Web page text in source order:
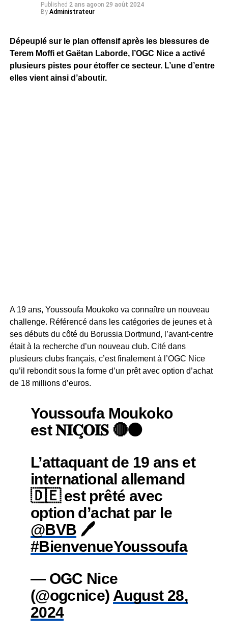
Published 2 ans agoon 29 août 2024
By Administrateur
Dépeuplé sur le plan offensif après les blessures de
Terem Moffi et Gaëtan Laborde, l’OGC Nice a activé
plusieurs pistes pour étoffer ce secteur. L’une d’entre
elles vient ainsi d’aboutir.
A 19 ans, Youssoufa Moukoko va connaître un nouveau
challenge. Référencé dans les catégories de jeunes et à
ses débuts du côté du Borussia Dortmund, l’avant-centre
était à la recherche d’un nouveau club. Cité dans
plusieurs clubs français, c’est finalement à l’OGC Nice
qu’il rebondit sous la forme d’un prêt avec option d’achat
de 18 millions d’euros.
Youssoufa Moukoko
est 𝐍𝐈𝐂̧𝐎𝐈𝐒 🔴⚫
L’attaquant de 19 ans et
international allemand
🇩🇪 est prêté avec
option d’achat par le
@BVB 🖊
#BienvenueYoussoufa
— OGC Nice
(@ogcnice) August 28,
2024